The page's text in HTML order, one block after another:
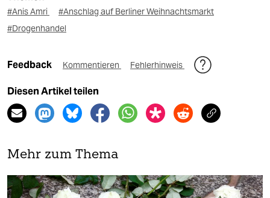
#Anis Amri
#Anschlag auf Berliner Weihnachtsmarkt
#Drogenhandel
Feedback Kommentieren Fehlerhinweis
Diesen Artikel teilen
Mehr zum Thema